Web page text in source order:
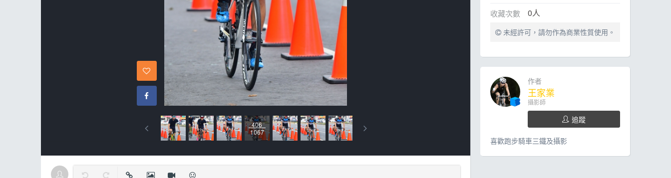
406
1067
收藏次數 0人
未經許可，請勿作為商業性質使用。
作者
王家業
攝影師
追蹤
喜歡跑步騎車三鐵及攝影